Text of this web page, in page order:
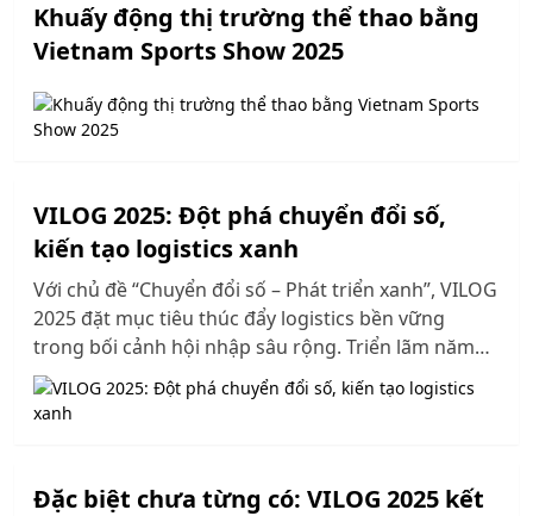
Khuấy động thị trường thể thao bằng
Vietnam Sports Show 2025
VILOG 2025: Đột phá chuyển đổi số,
kiến tạo logistics xanh
Với chủ đề “Chuyển đổi số – Phát triển xanh”, VILOG
2025 đặt mục tiêu thúc đẩy logistics bền vững
trong bối cảnh hội nhập sâu rộng. Triển lãm năm
nay sẽ tập trung trưng bày các giải pháp công nghệ
tiên tiến, từ tự động hóa, trí tuệ nhân tạo (AI), đến
Đặc biệt chưa từng có: VILOG 2025 kết